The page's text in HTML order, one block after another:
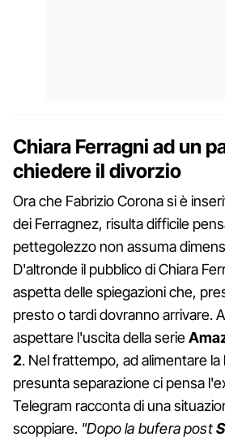
Chiara Ferragni ad un
chiedere il divorzio
Ora che Fabrizio Corona si è
dei Ferragnez, risulta difficile
pettegolezzo non assuma
D'altronde il pubblico di Chiara
aspetta delle spiegazioni che,
presto o tardi dovranno arrivare.
aspettare l'uscita della serie
2. Nel frattempo, ad alimentare la
presunta separazione ci pensa
Telegram racconta di una
scoppiare. "Dopo la bufera post